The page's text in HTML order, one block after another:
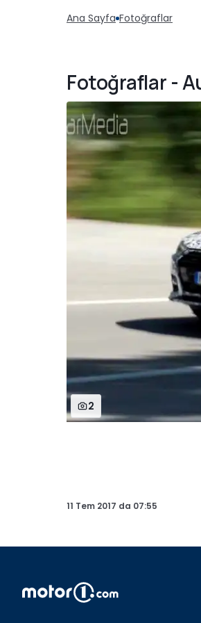
Ana Sayfa Fotoğraflar
Fotoğraflar -
2
11 Tem 2017 da 07:55